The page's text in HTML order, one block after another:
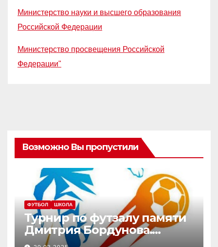
Министерство науки и высшего образования
Российской Федерации
Министерство просвещения Российской
Федерации"
Возможно Вы пропустили
ФУТБОЛ ШКОЛА
Турнир по футзалу памяти
Дмитрия Бордунова.
Юноши — 2012-2013 г.р.